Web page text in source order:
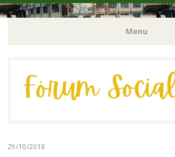
Fórum Social |
Menu
Pular
para
29/10/2018